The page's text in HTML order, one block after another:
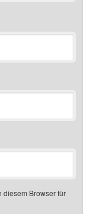
diesem Browser für